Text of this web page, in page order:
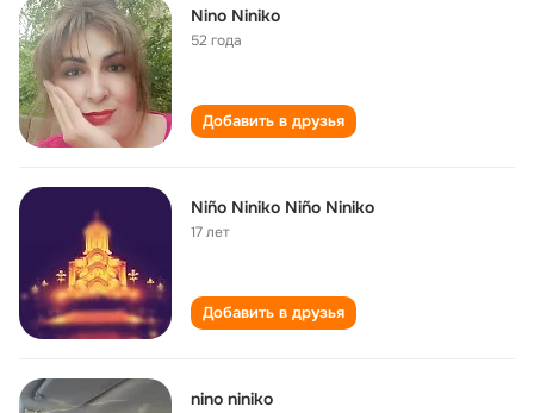
Nino Niniko
52 года
Добавить в друзья
Niño Niniko Niño Niniko
17 лет
Добавить в друзья
nino niniko